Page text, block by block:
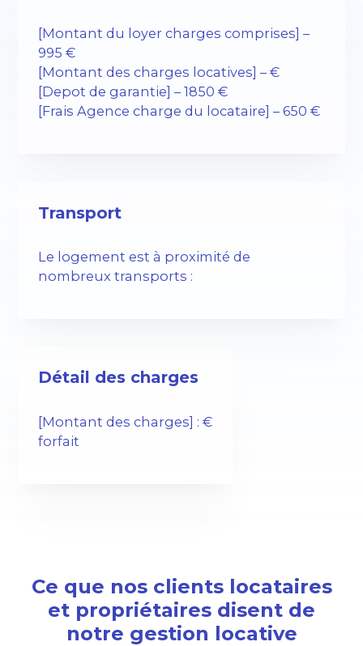
[Montant du loyer charges comprises] –
995 €
[Montant des charges locatives] – €
[Depot de garantie] – 1850 €
[Frais Agence charge du locataire] – 650 €
Transport
Le logement est à proximité de
nombreux transports :
Détail des charges
[Montant des charges] : €
forfait
Ce que nos clients locataires
et propriétaires disent de
notre gestion locative